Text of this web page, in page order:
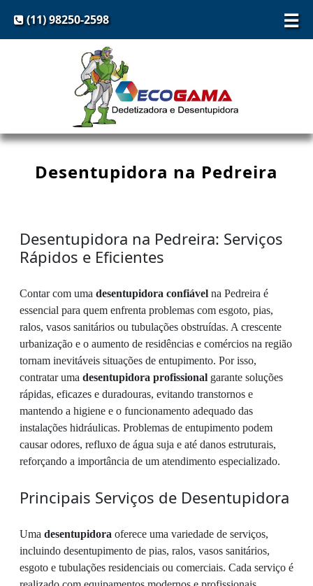
☰
(11) 98250-2598
Desentupidora na Pedreira
Desentupidora na Pedreira: Serviços
Rápidos e Eficientes
Contar com uma desentupidora confiável na Pedreira é
essencial para quem enfrenta problemas com esgoto, pias,
ralos, vasos sanitários ou tubulações obstruídas. A crescente
urbanização e o aumento de residências e comércios na região
tornam inevitáveis situações de entupimento. Por isso,
contratar uma desentupidora profissional garante soluções
rápidas, eficazes e duradouras, evitando transtornos e
mantendo a higiene e o funcionamento adequado das
instalações hidráulicas. Problemas de entupimento podem
causar odores, refluxo de água suja e até danos estruturais,
reforçando a importância de um atendimento especializado.
Principais Serviços de Desentupidora
Uma desentupidora oferece uma variedade de serviços,
incluindo desentupimento de pias, ralos, vasos sanitários,
esgoto e tubulações residenciais ou comerciais. Cada serviço é